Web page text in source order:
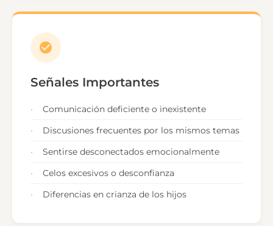
Señales Importantes
Comunicación deficiente o inexistente
Discusiones frecuentes por los mismos temas
Sentirse desconectados emocionalmente
Celos excesivos o desconfianza
Diferencias en crianza de los hijos